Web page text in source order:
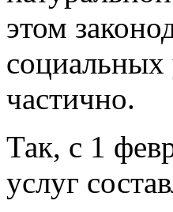
этом
социальных
частично.
Так, с 1
услуг